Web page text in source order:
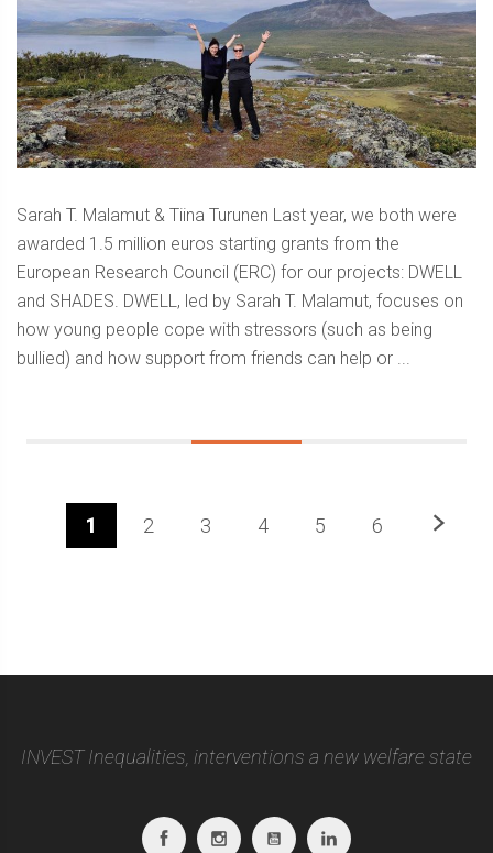
Sarah T. Malamut & Tiina Turunen Last year, we both were
awarded 1.5 million euros starting grants from the
European Research Council (ERC) for our projects: DWELL
and SHADES. DWELL, led by Sarah T. Malamut, focuses on
how young people cope with stressors (such as being
bullied) and how support from friends can help or ...
1 2 3 4 5 6 Next
INVEST Inequalities, interventions a new welfare state
FacebookInstagramYoutubeLinkedin